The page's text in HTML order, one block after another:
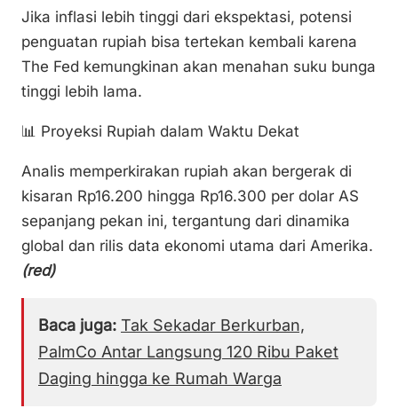
Jika inflasi lebih tinggi dari ekspektasi, potensi
penguatan rupiah bisa tertekan kembali karena
The Fed kemungkinan akan menahan suku bunga
tinggi lebih lama.
📊 Proyeksi Rupiah dalam Waktu Dekat
Analis memperkirakan rupiah akan bergerak di
kisaran Rp16.200 hingga Rp16.300 per dolar AS
sepanjang pekan ini, tergantung dari dinamika
global dan rilis data ekonomi utama dari Amerika.
(red)
Baca juga: Tak Sekadar Berkurban,
PalmCo Antar Langsung 120 Ribu Paket
Daging hingga ke Rumah Warga